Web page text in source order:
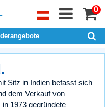
0
Sitz in Indien befasst sich
dem Verkauf von
1973 gegründete